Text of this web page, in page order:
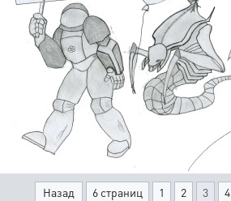
Назад 6 страниц 1 2 3 4